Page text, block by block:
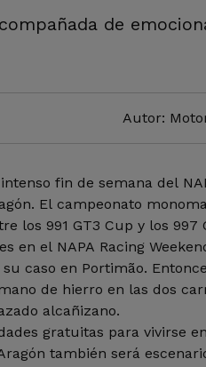
de
Autor:
fin de semana del
El campeonato
los 991 GT3 Cup y los 997
en el NAPA Racing
caso en Portimão.
de hierro en las dos
alcañizano.
gratuitas para vivirse
también será